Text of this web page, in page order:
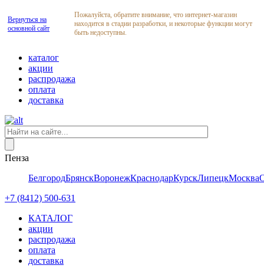
Вернуться на
основной сайт
Пожалуйста, обратите внимание, что интернет-магазин
находится в стадии разработки, и некоторые функции могут
быть недоступны.
каталог
акции
распродажа
оплата
доставка
Пенза
БелгородБрянскВоронежКраснодарКурскЛипецкМосква
+7 (8412) 500-631
КАТАЛОГ
акции
распродажа
оплата
доставка